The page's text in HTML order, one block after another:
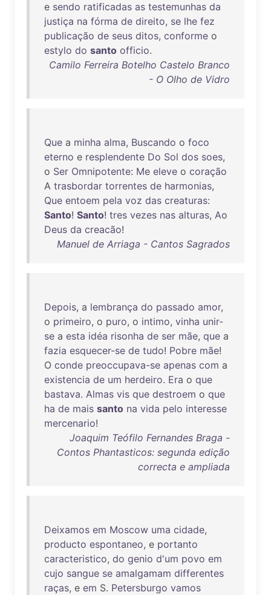
e sendo ratificadas as testemunhas da
justiça na fórma de direito, se lhe fez
publicação de seus ditos, conforme o
estylo do santo officio.
Camilo Ferreira Botelho Castelo Branco
- O Olho de Vidro
Que a minha alma, Buscando o foco
eterno e resplendente Do Sol dos soes,
o Ser Omnipotente: Me eleve o coração
A trasbordar torrentes de harmonias,
Que entoem pela voz das creaturas:
Santo! Santo! tres vezes nas alturas, Ao
Deus da creacão!
Manuel de Arriaga - Cantos Sagrados
Depois, a lembrança do passado amor,
o primeiro, o puro, o intimo, vinha unir-
se a esta idéa risonha de ser mãe, que a
fazia esquecer-se de tudo! Pobre mãe!
O conde preoccupava-se apenas com a
existencia de um herdeiro. Era o que
bastava. Almas vis que destroem o que
ha de mais santo na vida pelo interesse
mercenario!
Joaquim Teófilo Fernandes Braga -
Contos Phantasticos: segunda edição
correcta e ampliada
Deixamos em Moscow uma cidade,
producto espontaneo, e portanto
caracteristico, do genio d'um povo em
cujo sangue se amalgamam differentes
raças, e em S. Petersburgo vamos